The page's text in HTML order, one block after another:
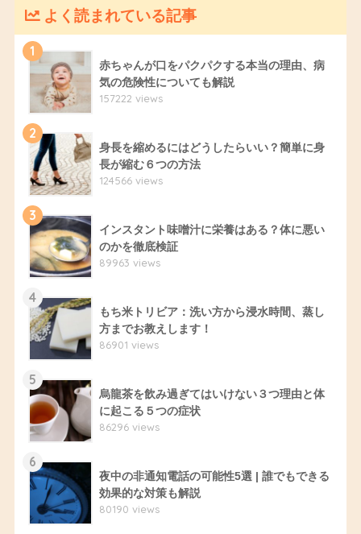
よく読まれている記事
1
赤ちゃんが口をパクパクする本当の理由、病
気の危険性についても解説
157222 views
2
身長を縮めるにはどうしたらいい？簡単に身
長が縮む６つの方法
124566 views
3
インスタント味噌汁に栄養はある？体に悪い
のかを徹底検証
89963 views
4
もち米トリビア：洗い方から浸水時間、蒸し
方までお教えします！
86901 views
5
烏龍茶を飲み過ぎてはいけない３つ理由と体
に起こる５つの症状
86296 views
6
夜中の非通知電話の可能性5選 | 誰でもできる
効果的な対策も解説
80190 views